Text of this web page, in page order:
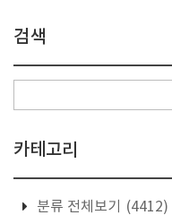
검색
카테고리
분류 전체보기
(4412)